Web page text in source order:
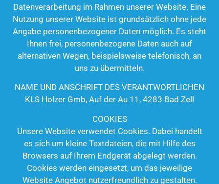
Datenverarbeitung im Rahmen unserer Website. Eine
Nutzung unserer Website ist grundsätzlich ohne jede
Angabe personenbezogener Daten möglich. Es steht
Ihnen frei, personenbezogene Daten auch auf
alternativen Wegen, beispielsweise telefonisch, an
uns zu übermitteln.
NAME UND ANSCHRIFT DES VERANTWORTLICHEN
KLS Holzer Gmb, Auf der Au 11, 4283 Bad Zell
COOKIES
Unsere Website verwendet Cookies. Dabei handelt
es sich um kleine Textdateien, die mit Hilfe des
Browsers auf Ihrem Endgerät abgelegt werden.
Cookies werden eingesetzt, um das jeweilige
Website Angebot nutzerfreundlich zu gestalten.